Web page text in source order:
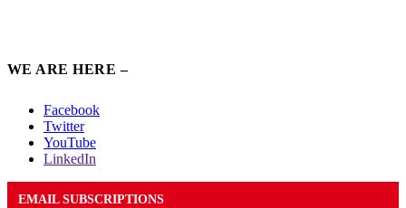
WE ARE HERE –
Facebook
Twitter
YouTube
LinkedIn
EMAIL SUBSCRIPTIONS